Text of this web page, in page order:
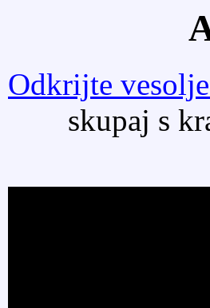
Odkrijte
skupaj s